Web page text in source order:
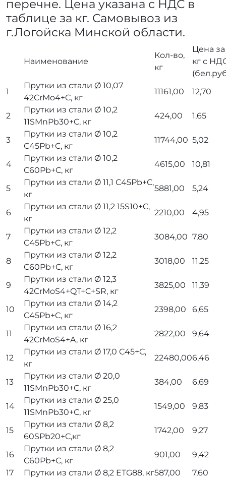
перечне. Цена указана с НДС в
таблице за кг. Самовывоз из
г.Логойска Минской области.
Наименование
Кол-во,
кг
Цена за
кг с
1
Прутки из стали Ø 10,07
42CrMo4+C, кг
11161,00 12,70
2
Прутки из стали Ø 10,2
11SMnPb30+C, кг
424,00 1,65
3
Прутки из стали Ø 10,2
C45Pb+C, кг
11744,00 5,02
4
Прутки из стали Ø 10,2
C60Pb+C, кг
4615,00 10,81
5
Прутки из стали Ø 11,1 C45Pb+C,
кг
5881,00 5,24
6
Прутки из стали Ø 11,2 15S10+C,
кг
2210,00 4,95
7
Прутки из стали Ø 12,2
C45Pb+C, кг
3084,00 7,80
8
Прутки из стали Ø 12,2
C60Pb+C, кг
3018,00 11,25
9
Прутки из стали Ø 12,3
42CrMoS4+QT+C+SR, кг
3825,00 11,39
10
Прутки из стали Ø 14,2
C45Pb+C, кг
2398,00 6,65
11
Прутки из стали Ø 16,2
42CrMoS4+A, кг
2822,00 9,64
12
Прутки из стали Ø 17,0 C45+C,
кг
22480,006,46
13
Прутки из стали Ø 20,0
11SMnPb30+C, кг
384,00 6,69
14
Прутки из стали Ø 25,0
11SMnPb30+C, кг
1549,00 9,83
15
Прутки из стали Ø 8,2
60SPb20+C,кг
1742,00 9,27
16
Прутки из стали Ø 8,2
C60Pb+C, кг
901,00
9,42
17
Прутки из стали Ø 8,2 ETG88, кг587,00
7,60